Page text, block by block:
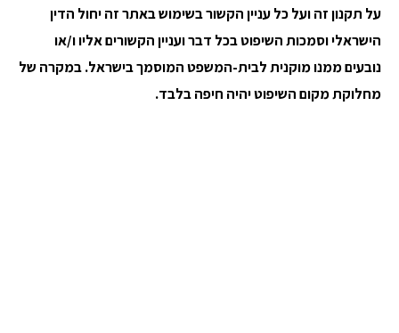
על תקנון זה ועל כל עניין הקשור בשימוש באתר זה יחול הדין
הישראלי וסמכות השיפוט בכל דבר ועניין הקשורים אליו ו/או
נובעים ממנו מוקנית לבית-המשפט המוסמך בישראל. במקרה של
מחלוקת מקום השיפוט יהיה חיפה בלבד.